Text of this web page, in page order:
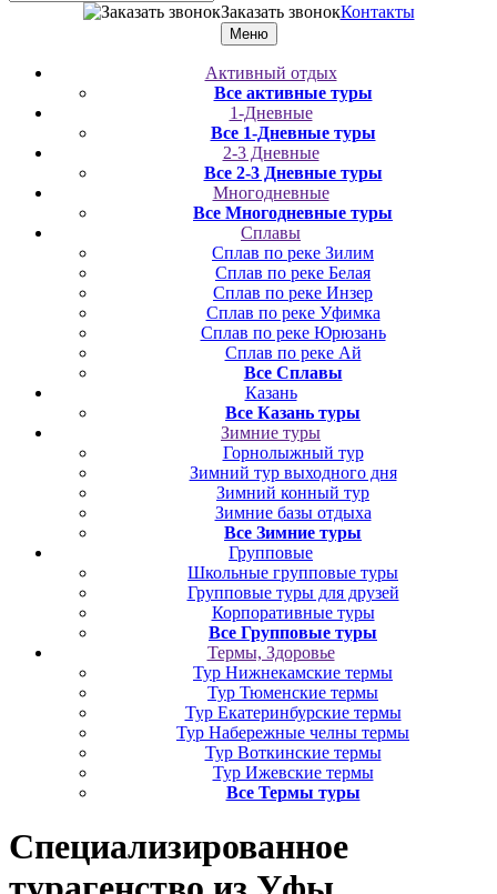
Заказать звонокКонтакты
Меню
Активный отдых
Все активные туры
1-Дневные
Все 1-Дневные туры
2-3 Дневные
Все 2-3 Дневные туры
Многодневные
Все Многодневные туры
Сплавы
Сплав по реке Зилим
Сплав по реке Белая
Сплав по реке Инзер
Сплав по реке Уфимка
Сплав по реке Юрюзань
Сплав по реке Ай
Все Сплавы
Казань
Все Казань туры
Зимние туры
Горнолыжный тур
Зимний тур выходного дня
Зимний конный тур
Зимние базы отдыха
Все Зимние туры
Групповые
Школьные групповые туры
Групповые туры для друзей
Корпоративные туры
Все Групповые туры
Термы, Здоровье
Тур Нижнекамские термы
Тур Тюменские термы
Тур Екатеринбурские термы
Тур Набережные челны термы
Тур Воткинские термы
Тур Ижевские термы
Все Термы туры
Специализированное